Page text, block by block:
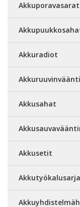
Akkuporavasarat
Akkuradiot
Akkusahat
Akkusetit